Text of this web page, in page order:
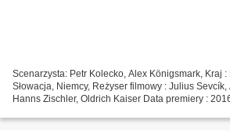
Scenarzysta: Petr Kolecko, Alex Königsmark, Kraj
Słowacja, Niemcy, Reżyser filmowy : Julius
Hanns Zischler, Oldrich Kaiser Data premiery :